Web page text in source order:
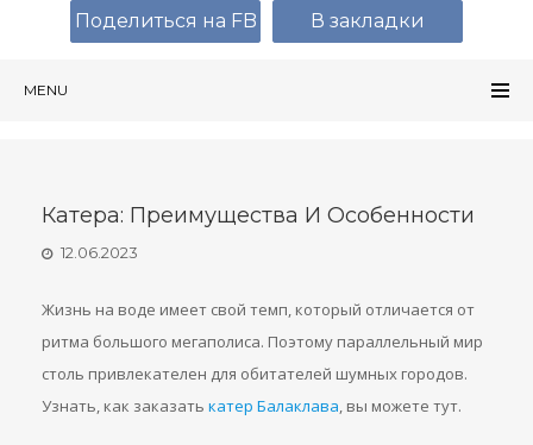
MENU
Катера: Преимущества И Особенности
12.06.2023
Жизнь на воде имеет свой темп, который отличается от
ритма большого мегаполиса. Поэтому параллельный мир
столь привлекателен для обитателей шумных городов.
Узнать, как заказать катер Балаклава, вы можете тут.
Поделиться на FB В закладки